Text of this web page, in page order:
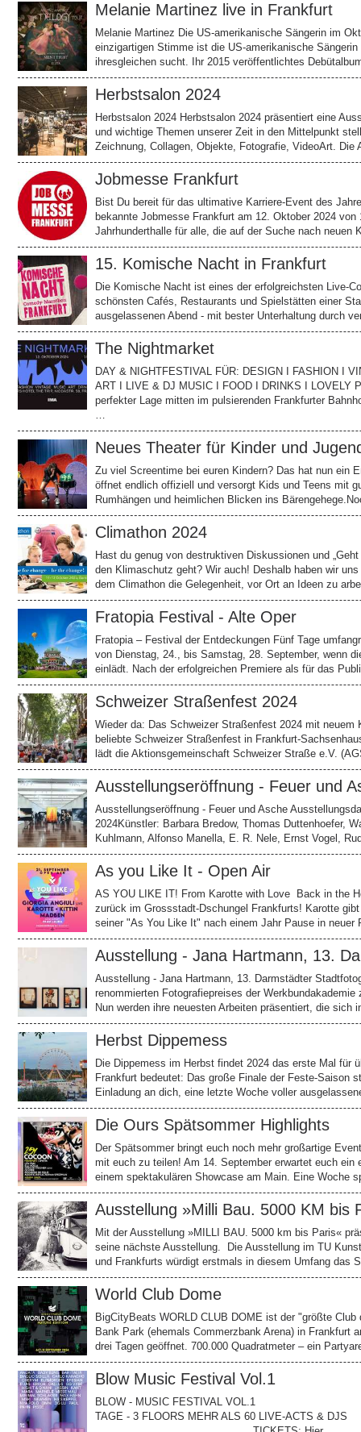
Melanie Martinez live in Frankfurt
Melanie Martinez Die US-amerikanische Sängerin im
einzigartigen Stimme ist die US-amerikanische
ihresgleichen sucht. Ihr 2015 veröffentlichtes
Herbstsalon 2024
Herbstsalon 2024 Herbstsalon 2024 präsentiert eine
und wichtige Themen unserer Zeit in den Mittelpunkt
Zeichnung, Collagen, Objekte, Fotografie, VideoArt.
Jobmesse Frankfurt
Bist Du bereit für das ultimative Karriere-Event des
bekannte Jobmesse Frankfurt am 12. Oktober 2024
Jahrhunderthalle für alle, die auf der Suche nach neuen
15. Komische Nacht in Frankfurt
Die Komische Nacht ist eines der erfolgreichsten Live-
schönsten Cafés, Restaurants und Spielstätten einer
ausgelassenen Abend - mit bester Unterhaltung durch
The Nightmarket
DAY & NIGHTFESTIVAL FÜR: DESIGN I FASHION I
ART I LIVE & DJ MUSIC I FOOD I DRINKS I LOVELY
perfekter Lage mitten im pulsierenden Frankfurter
…
Neues Theater für Kinder und
Zu viel Screentime bei euren Kindern? Das hat nun ein
öffnet endlich offiziell und versorgt Kids und Teens mit
Rumhängen und heimlichen Blicken ins
Climathon 2024
Hast du genug von destruktiven Diskussionen und
den Klimaschutz geht? Wir auch! Deshalb haben wir
dem Climathon die Gelegenheit, vor Ort an Ideen zu
Fratopia Festival - Alte Oper
Fratopia – Festival der Entdeckungen Fünf Tage
von Dienstag, 24., bis Samstag, 28. September, wenn
einlädt. Nach der erfolgreichen Premiere als für das
Schweizer Straßenfest 2024
Wieder da: Das Schweizer Straßenfest 2024 mit
beliebte Schweizer Straßenfest in Frankfurt-
lädt die Aktionsgemeinschaft Schweizer Straße e.V.
Ausstellungseröffnung - Feuer und
Ausstellungseröffnung - Feuer und Asche
2024Künstler: Barbara Bredow, Thomas Duttenhoefer,
Kuhlmann, Alfonso Manella, E. R. Nele, Ernst Vogel,
As you Like It - Open Air
AS YOU LIKE IT! From Karotte with Love Back in the
zurück im Grossstadt-Dschungel Frankfurts! Karotte
seiner "As You Like It" nach einem Jahr Pause in
Ausstellung - Jana Hartmann, 13.
Ausstellung - Jana Hartmann, 13. Darmstädter
renommierten Fotografiepreises der
Nun werden ihre neuesten Arbeiten präsentiert, die
Herbst Dippemess
Die Dippemess im Herbst findet 2024 das erste Mal für
Frankfurt bedeutet: Das große Finale der Feste-Saison
Einladung an dich, eine letzte Woche voller
Die Ours Spätsommer Highlights
Der Spätsommer bringt euch noch mehr großartige
mit euch zu teilen! Am 14. September erwartet euch
einem spektakulären Showcase am Main. Eine Woche
Ausstellung »Milli Bau. 5000 KM bis
Mit der Ausstellung »MILLI BAU. 5000 km bis Paris«
seine nächste Ausstellung. Die Ausstellung im TU
und Frankfurts würdigt erstmals in diesem Umfang das
World Club Dome
BigCityBeats WORLD CLUB DOME ist der "größte
Bank Park (ehemals Commerzbank Arena) in Frankfurt
drei Tagen geöffnet. 700.000 Quadratmeter – ein
Blow Music Festival Vol.1
BLOW - MUSIC FESTIVAL
TAGE - 3 FLOORS MEHR ALS 60 LIVE-ACTS